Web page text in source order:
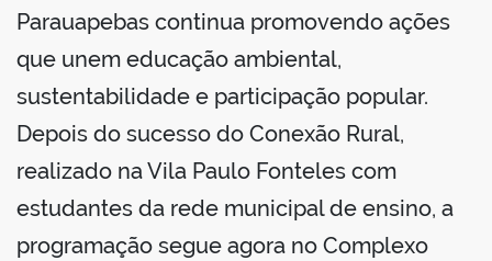
Parauapebas continua promovendo ações
que unem educação ambiental,
sustentabilidade e participação popular.
Depois do sucesso do Conexão Rural,
realizado na Vila Paulo Fonteles com
estudantes da rede municipal de ensino, a
programação segue agora no Complexo